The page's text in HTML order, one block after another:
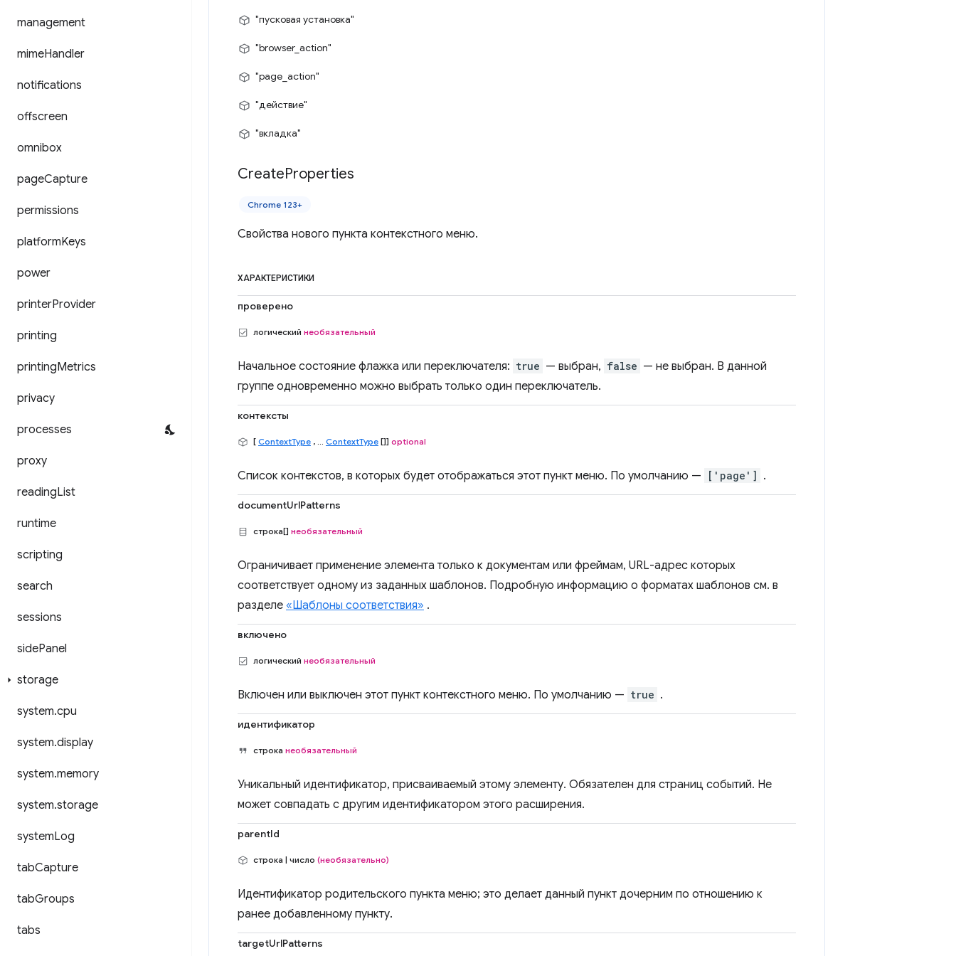
management
mimeHandler
notifications
offscreen
omnibox
pageCapture
permissions
platformKeys
power
printerProvider
printing
printingMetrics
privacy
processes
proxy
readingList
runtime
scripting
search
sessions
sidePanel
storage
system.cpu
system.display
system.memory
system.storage
systemLog
tabCapture
tabGroups
tabs
"пусковая установка"
"browser_action"
"page_action"
"действие"
"вкладка"
CreateProperties
Chrome 123+
Свойства нового пункта контекстного меню.
ХАРАКТЕРИСТИКИ
проверено
логический необязательный
Начальное состояние флажка или переключателя: true — выбран, false — не выбран. В данной
группе одновременно можно выбрать только один переключатель.
контексты
[ ContextType , ... ContextType []] optional
Список контекстов, в которых будет отображаться этот пункт меню. По умолчанию — ['page'] .
documentUrlPatterns
строка[] необязательный
Ограничивает применение элемента только к документам или фреймам, URL-адрес которых
соответствует одному из заданных шаблонов. Подробную информацию о форматах шаблонов см. в
разделе «Шаблоны соответствия» .
включено
логический необязательный
Включен или выключен этот пункт контекстного меню. По умолчанию — true .
идентификатор
строка необязательный
Уникальный идентификатор, присваиваемый этому элементу. Обязателен для страниц событий. Не
может совпадать с другим идентификатором этого расширения.
parentId
строка | число (необязательно)
Идентификатор родительского пункта меню; это делает данный пункт дочерним по отношению к
ранее добавленному пункту.
targetUrlPatterns